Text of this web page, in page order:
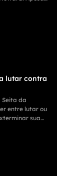
lutar contra
Seita da
entre lutar ou
sua
uma pílula
seu
que